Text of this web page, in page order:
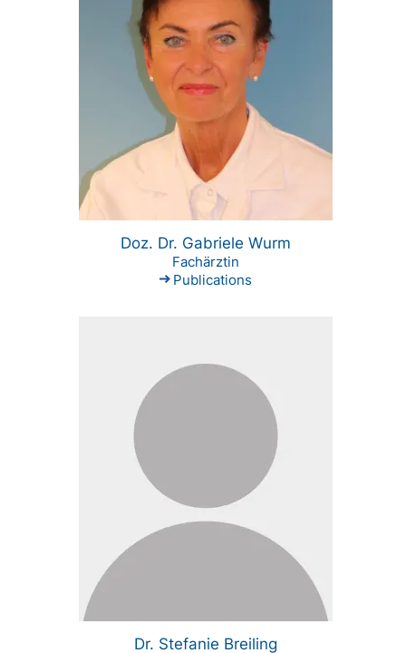
Doz. Dr. Gabriele Wurm
Fachärztin
Publications
Dr. Stefanie Breiling